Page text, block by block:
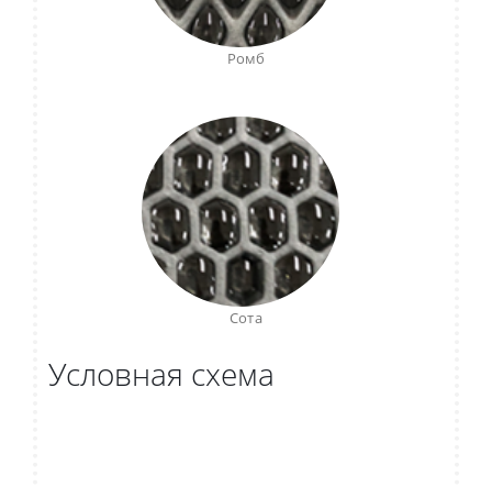
Ромб
Сота
Условная схема